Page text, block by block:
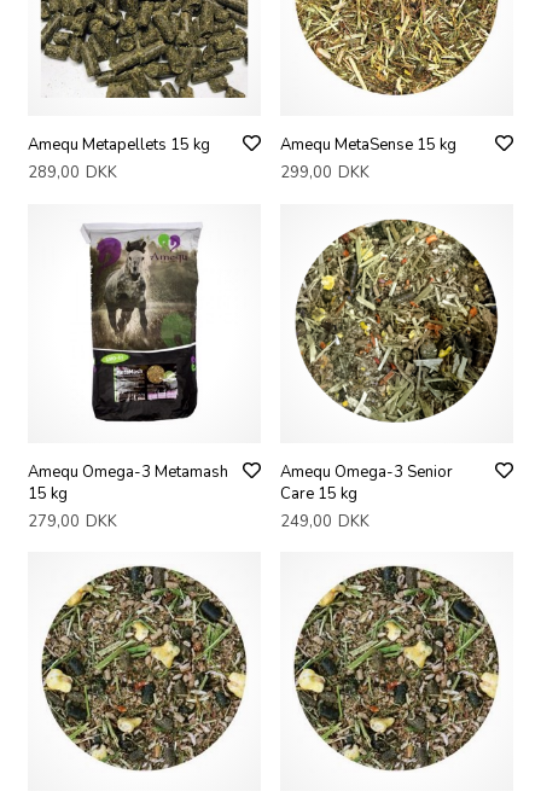
Amequ Metapellets 15 kg
289,00 DKK
Amequ MetaSense 15 kg
299,00 DKK
Amequ Omega-3 Metamash
15 kg
279,00 DKK
Amequ Omega-3 Senior
Care 15 kg
249,00 DKK